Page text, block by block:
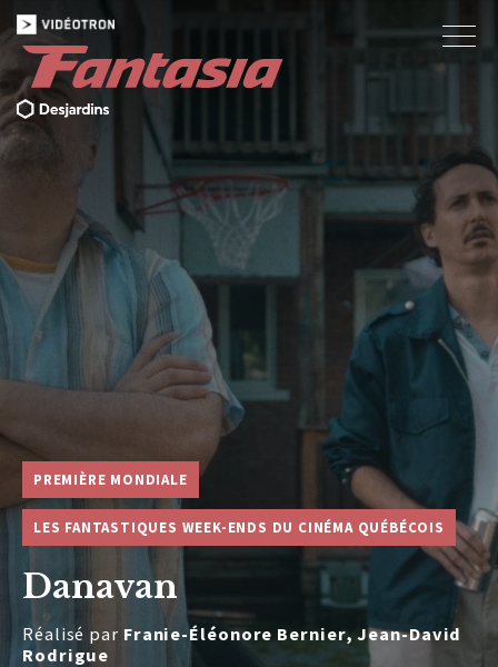
PREMIÈRE MONDIALE
LES FANTASTIQUES WEEK-ENDS DU CINÉMA QUÉBÉCOIS
Danavan
Réalisé par Franie-Éléonore Bernier, Jean-David
Rodrigue